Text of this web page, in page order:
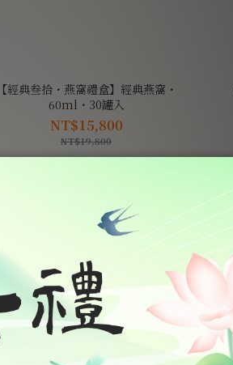
【經典叁拾・燕窩禮盒】經典燕窩・
60ml・30罐入
NT$15,800
NT$19,800